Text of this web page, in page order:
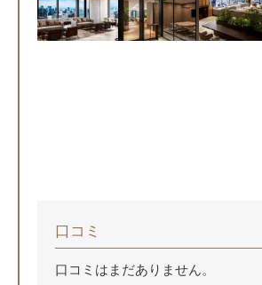
口コミ
口コミはまだありません。